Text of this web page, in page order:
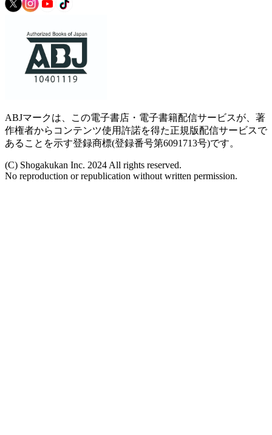
ABJマークは、この電子書店・電子書籍配信サービスが、著
作権者からコンテンツ使用許諾を得た正規版配信サービスで
あることを示す登録商標(登録番号第6091713号)です。
(C) Shogakukan Inc. 2024 All rights reserved.
No reproduction or republication without written permission.